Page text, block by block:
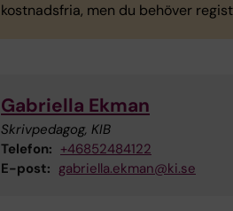
kostnadsfria, men du behöver
Gabriella Ekman
Skrivpedagog, KIB
Telefon: +46852484122
E-post: gabriella.ekman@ki.se